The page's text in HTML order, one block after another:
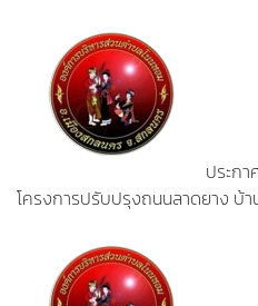
ประกา
โครงการปรับปรุงถนนลาดยาง บ้า